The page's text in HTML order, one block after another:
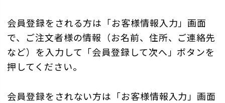
会員登録をされる方は「お客様情報入力」画面
で、ご注文者様の情報（お名前、住所、ご連絡先
など）を入力して「会員登録して次へ」ボタンを
押してください。
会員登録をされない方は「お客様情報入力」画面